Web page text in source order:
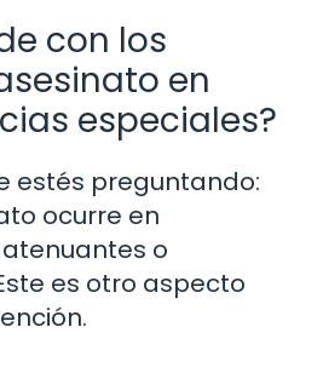
con los
en
especiales?
estés preguntando:
ocurre en
o
es otro aspecto